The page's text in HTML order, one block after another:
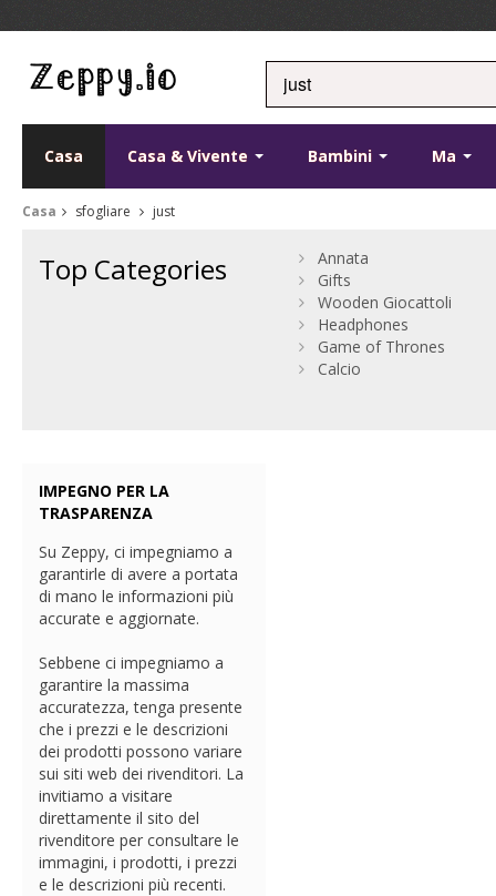
Casa Casa & Vivente Bambini Ma
Casa sfogliare just
Top Categories
Annata
Gifts
Wooden Giocattoli
Headphones
Game of Thrones
Calcio
IMPEGNO PER LA
TRASPARENZA
Su Zeppy, ci impegniamo a
garantirle di avere a portata
di mano le informazioni più
accurate e aggiornate.
Sebbene ci impegniamo a
garantire la massima
accuratezza, tenga presente
che i prezzi e le descrizioni
dei prodotti possono variare
sui siti web dei rivenditori. La
invitiamo a visitare
direttamente il sito del
rivenditore per consultare le
immagini, i prodotti, i prezzi
e le descrizioni più recenti.